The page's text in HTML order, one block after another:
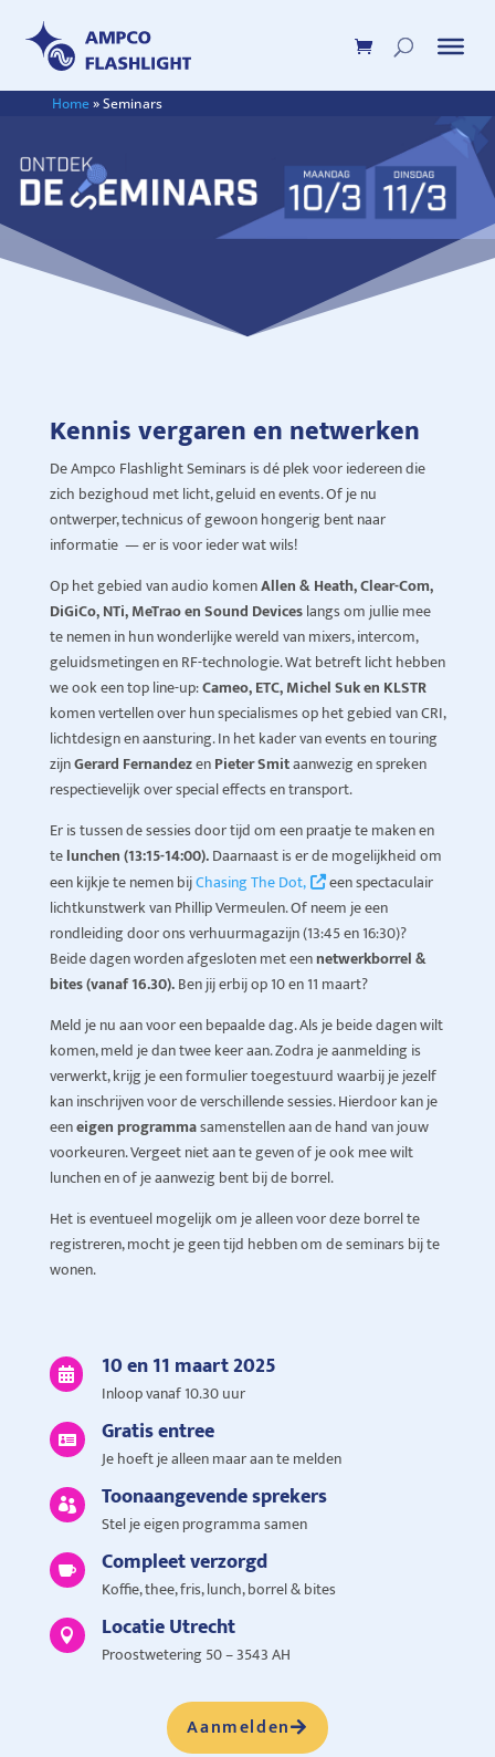
Home»Seminars
Kennis vergaren en netwerken
De Ampco Flashlight Seminars is dé plek voor iedereen die
zich bezighoud met licht, geluid en events. Of je nu
ontwerper, technicus of gewoon hongerig bent naar
informatie — er is voor ieder wat wils!
Op het gebied van audio komenAllen & Heath, Clear-Com,
DiGiCo, NTi, MeTrao en Sound Deviceslangs om jullie mee
te nemen in hun wonderlijke wereld van mixers, intercom,
geluidsmetingen en RF-technologie. Wat betreft licht hebben
we ook een top line-up:Cameo, ETC, Michel Suk en KLSTR
komen vertellen over hun specialismes op het gebied van CRI,
lichtdesign en aansturing. In het kader van events en touring
zijnGerard FernandezenPieter Smitaanwezig en spreken
respectievelijk over special effects en transport.
Er is tussen de sessies door tijd om een praatje te maken en
telunchen (13:15-14:00).Daarnaast is er de mogelijkheid om
een kijkje te nemen bijChasing The Dot,
een spectaculair
lichtkunstwerk van Phillip Vermeulen. Of neem je een
rondleiding door ons verhuurmagazijn (13:45 en 16:30)?
Beide dagen worden afgesloten met eennetwerkborrel &
bites (vanaf 16.30).Ben jij erbij op 10 en 11 maart?
Meld je nu aan voor een bepaalde dag. Als je beide dagen wilt
komen, meld je dan twee keer aan. Zodra je aanmelding is
verwerkt, krijg je een formulier toegestuurd waarbij je jezelf
kan inschrijven voor de verschillende sessies. Hierdoor kan je
eeneigen programmasamenstellen aan de hand van jouw
voorkeuren. Vergeet niet aan te geven of je ook mee wilt
lunchen en of je aanwezig bent bij de borrel.
Het is eventueel mogelijk om je alleen voor deze borrel te
registreren, mocht je geen tijd hebben om de seminars bij te
wonen.
 10 en 11 maart 2025
Inloop vanaf 10.30 uur
 Gratis entree
Je hoeft je alleen maar aan te melden
 Toonaangevende sprekers
Stel je eigen programma samen
 Compleet verzorgd
Koffie, thee, fris, lunch, borrel & bites
 Locatie Utrecht
Proostwetering 50 – 3543 AH
Aanmelden